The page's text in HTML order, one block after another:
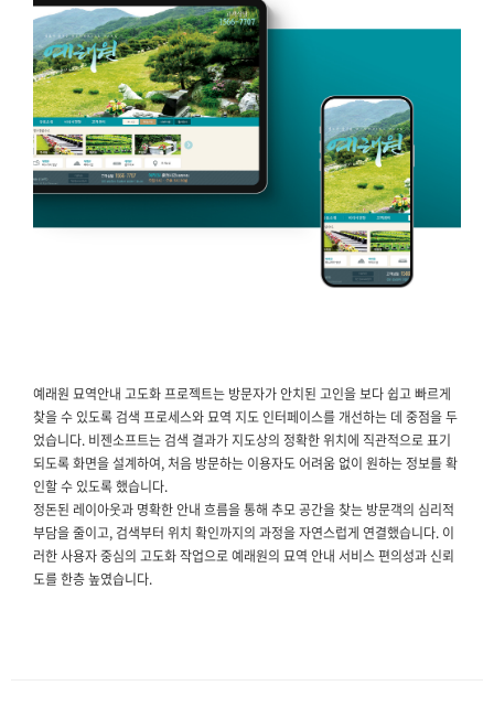
예래원 묘역안내 고도화 프로젝트는 방문자가 안치된 고인을 보다 쉽고 빠르게
찾을 수 있도록 검색 프로세스와 묘역 지도 인터페이스를 개선하는 데 중점을 두
었습니다. 비젠소프트는 검색 결과가 지도상의 정확한 위치에 직관적으로 표기
되도록 화면을 설계하여, 처음 방문하는 이용자도 어려움 없이 원하는 정보를 확
인할 수 있도록 했습니다.
정돈된 레이아웃과 명확한 안내 흐름을 통해 추모 공간을 찾는 방문객의 심리적
부담을 줄이고, 검색부터 위치 확인까지의 과정을 자연스럽게 연결했습니다. 이
러한 사용자 중심의 고도화 작업으로 예래원의 묘역 안내 서비스 편의성과 신뢰
도를 한층 높였습니다.